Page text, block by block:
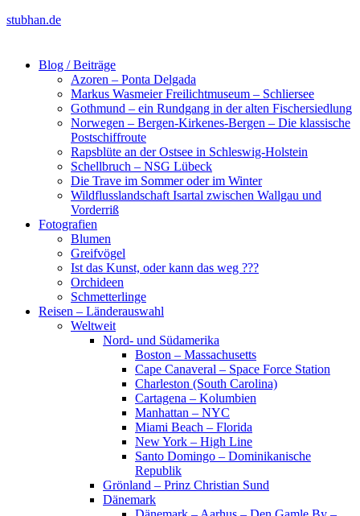
stubhan.de
Blog / Beiträge
Azoren – Ponta Delgada
Markus Wasmeier Freilichtmuseum – Schliersee
Gothmund – ein Rundgang in der alten Fischersiedlung
Norwegen – Bergen-Kirkenes-Bergen – Die klassische
Postschiffroute
Rapsblüte an der Ostsee in Schleswig-Holstein
Schellbruch – NSG Lübeck
Die Trave im Sommer oder im Winter
Wildflusslandschaft Isartal zwischen Wallgau und
Vorderriß
Fotografien
Blumen
Greifvögel
Ist das Kunst, oder kann das weg ???
Orchideen
Schmetterlinge
Reisen – Länderauswahl
Weltweit
Nord- und Südamerika
Boston – Massachusetts
Cape Canaveral – Space Force Station
Charleston (South Carolina)
Cartagena – Kolumbien
Manhattan – NYC
Miami Beach – Florida
New York – High Line
Santo Domingo – Dominikanische
Republik
Grönland – Prinz Christian Sund
Dänemark